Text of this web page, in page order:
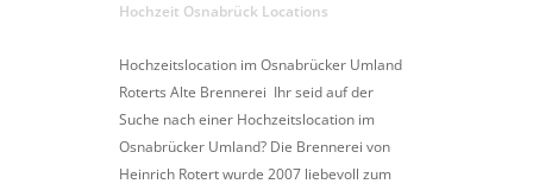
Hochzeit Osnabrück Locations
Hochzeitslocation im Osnabrücker Umland
Roterts Alte Brennerei Ihr seid auf der
Suche nach einer Hochzeitslocation im
Osnabrücker Umland? Die Brennerei von
Heinrich Rotert wurde 2007 liebevoll zum